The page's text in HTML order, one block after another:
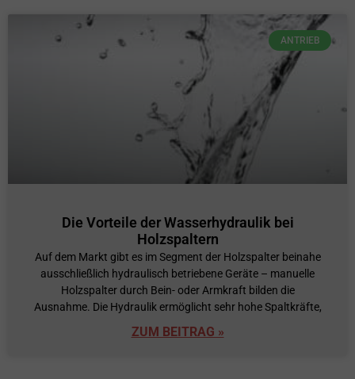
ANTRIEB
Die Vorteile der Wasserhydraulik bei
Holzspaltern
Auf dem Markt gibt es im Segment der Holzspalter beinahe
ausschließlich hydraulisch betriebene Geräte – manuelle
Holzspalter durch Bein- oder Armkraft bilden die
Ausnahme. Die Hydraulik ermöglicht sehr hohe Spaltkräfte,
ZUM BEITRAG »